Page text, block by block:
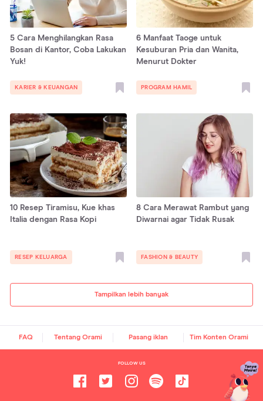
Tampilkan lebih banyak
5 Cara Menghilangkan Rasa
Bosan di Kantor, Coba Lakukan
Yuk!
KARIER & KEUANGAN
6 Manfaat Taoge untuk
Kesuburan Pria dan Wanita,
Menurut Dokter
PROGRAM HAMIL
10 Resep Tiramisu, Kue khas
Italia dengan Rasa Kopi
RESEP KELUARGA
8 Cara Merawat Rambut yang
Diwarnai agar Tidak Rusak
FASHION & BEAUTY
FAQ Tentang Orami Pasang iklan Tim Konten Orami
FOLLOW US